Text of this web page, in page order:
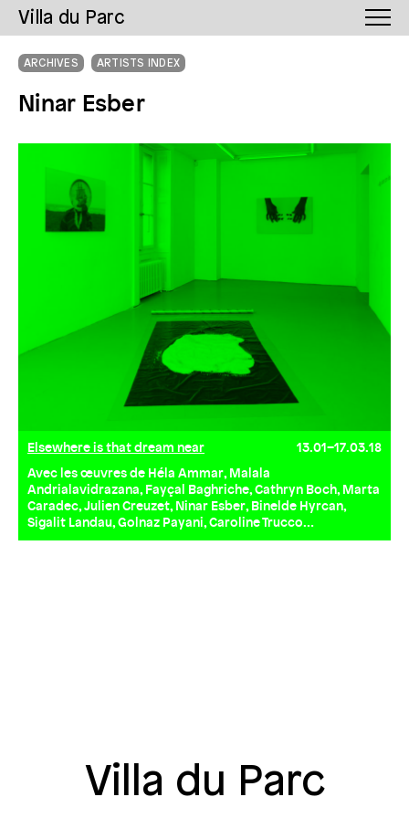
Villa du Parc
ARCHIVES ARTISTS INDEX
Ninar Esber
Elsewhere is that dream near
13.01–17.03.18
Avec les œuvres de Héla Ammar, Malala
Andrialavidrazana, Fayçal Baghriche, Cathryn Boch, Marta
Caradec, Julien Creuzet, Ninar Esber, Binelde Hyrcan,
Sigalit Landau, Golnaz Payani, Caroline Trucco…
Villa du Parc